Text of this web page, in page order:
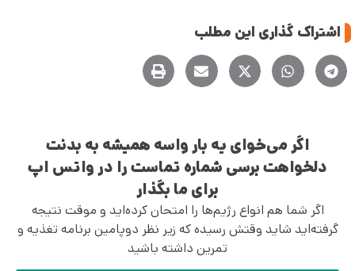
اشتراک گذاری این مطلب
اگر می‌خوای یه بار واسه همیشه به بدنت
دلخواهت برسی شماره تماست را در واتس اپ
برای ما بگذار
اگر شما هم انواع رژیم‌ها را امتحان کرده‌اید و موقت نتیجه
گرفته‌اید شاید وقتش رسیده که زیر نظر دوپامین برنامه تغذیه و
تمرین داشته باشید